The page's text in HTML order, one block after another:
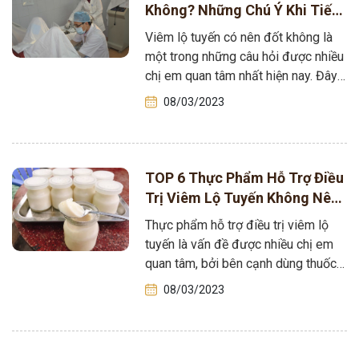
Không? Những Chú Ý Khi Tiến
Hành Đốt
Viêm lộ tuyến có nên đốt không là
một trong những câu hỏi được nhiều
chị em quan tâm nhất hiện nay. Đây
được xem…
08/03/2023
TOP 6 Thực Phẩm Hỗ Trợ Điều
Trị Viêm Lộ Tuyến Không Nên
Bỏ Qua
Thực phẩm hỗ trợ điều trị viêm lộ
tuyến là vấn đề được nhiều chị em
quan tâm, bởi bên cạnh dùng thuốc,
chế độ…
08/03/2023